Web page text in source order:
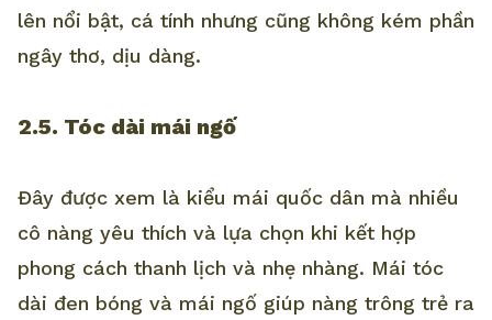
lên nổi bật, cá tính nhưng cũng không kém phần
ngây thơ, dịu dàng.
2.5. Tóc dài mái ngố
Đây được xem là kiểu mái quốc dân mà nhiều
cô nàng yêu thích và lựa chọn khi kết hợp
phong cách thanh lịch và nhẹ nhàng. Mái tóc
dài đen bóng và mái ngố giúp nàng trông trẻ ra